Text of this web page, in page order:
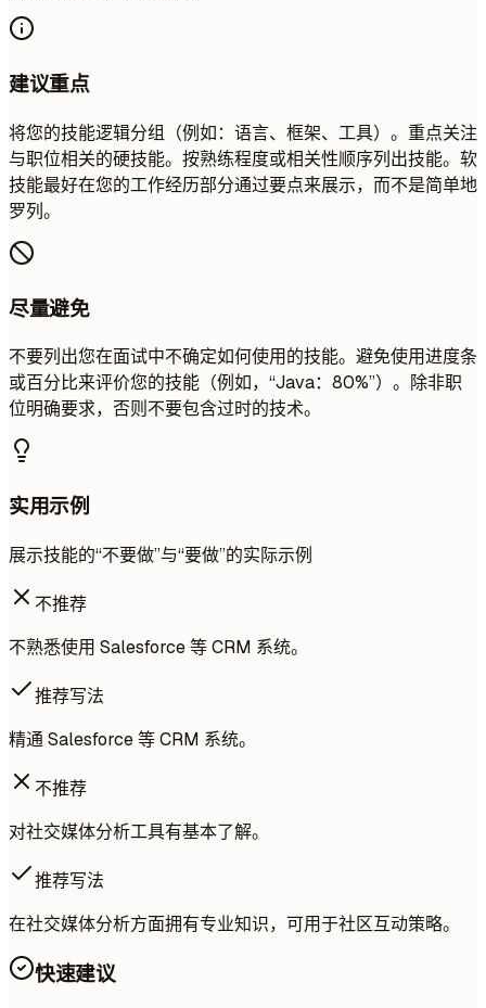
建议重点
将您的技能逻辑分组（例如：语言、框架、工具）。重点关注
与职位相关的硬技能。按熟练程度或相关性顺序列出技能。软
技能最好在您的工作经历部分通过要点来展示，而不是简单地
罗列。
尽量避免
不要列出您在面试中不确定如何使用的技能。避免使用进度条
或百分比来评价您的技能（例如，“Java：80%”）。除非职
位明确要求，否则不要包含过时的技术。
实用示例
展示技能的“不要做”与“要做”的实际示例
不推荐
不熟悉使用 Salesforce 等 CRM 系统。
推荐写法
精通 Salesforce 等 CRM 系统。
不推荐
对社交媒体分析工具有基本了解。
推荐写法
在社交媒体分析方面拥有专业知识，可用于社区互动策略。
快速建议